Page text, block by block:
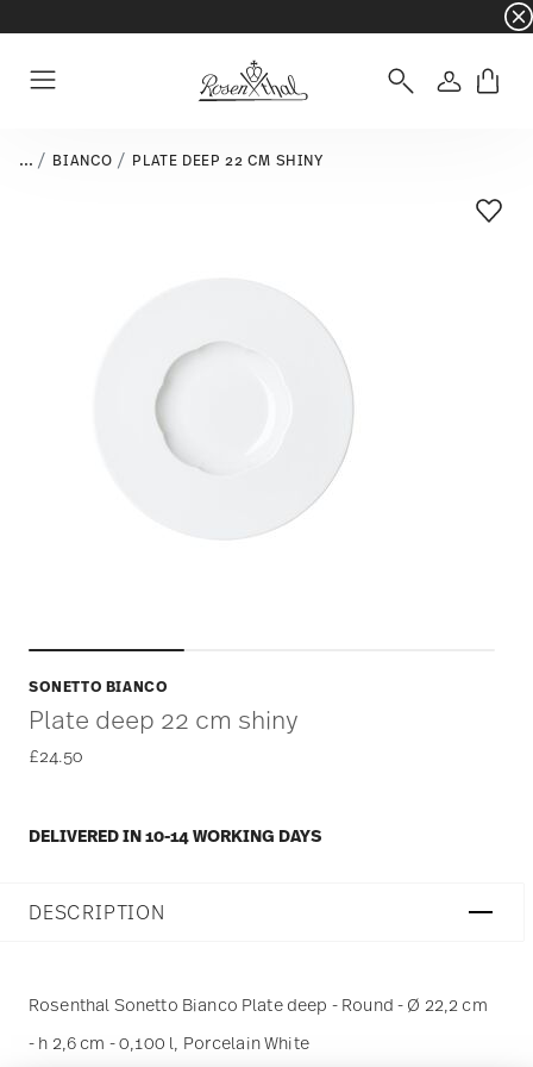
☀️ Summer SALE – Save even more: an
Login
... BIANCO PLATE DEEP 22 CM SHINY
SONETTO BIANCO
Plate deep 22 cm shiny
£24.50
DELIVERED IN 10-14 WORKING DAYS
Add
DESCRIPTION
Rosenthal Sonetto Bianco Plate deep - Round - Ø 22,2 cm
- h 2,6 cm - 0,100 l, Porcelain White